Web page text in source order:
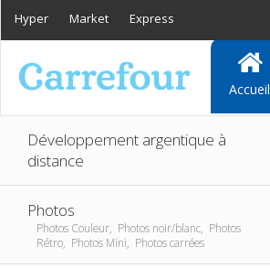
Hyper Market Express
Accueil
Développement argentique à
distance
Photos
Photos Couleur, Photos noir/blanc, Photos
Rétro, Photos Mini, Photos carrées